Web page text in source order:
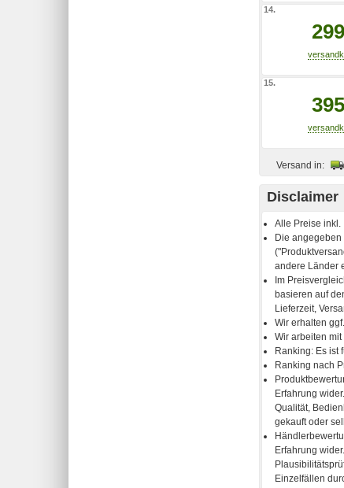
14.
15.
Versand in:
Disclaimer